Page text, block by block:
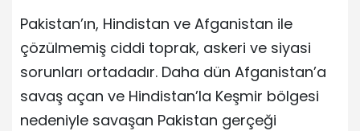
Pakistan’ın, Hindistan ve Afganistan ile
çözülmemiş ciddi toprak, askeri ve siyasi
sorunları ortadadır. Daha dün Afganistan’a
savaş açan ve Hindistan’la Keşmir bölgesi
nedeniyle savaşan Pakistan gerçeği